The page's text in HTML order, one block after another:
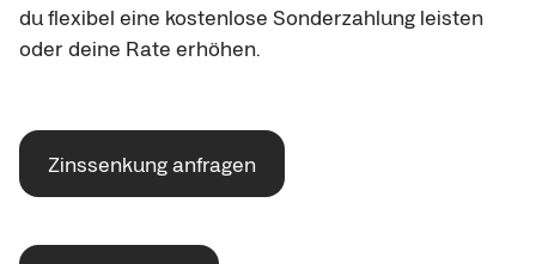
du flexibel eine kostenlose Sonderzahlung leisten
oder deine Rate erhöhen.
Zinssenkung anfragen